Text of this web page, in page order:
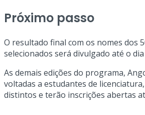
Próximo passo
O resultado final com os nomes dos
selecionados será divulgado até o
As demais edições do programa,
voltadas a estudantes de
distintos e terão inscrições abertas